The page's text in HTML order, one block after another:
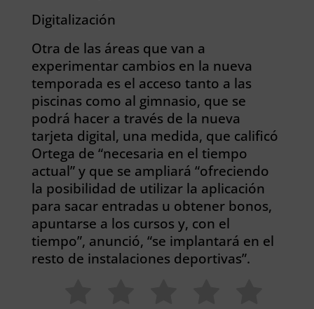
Digitalización
Otra de las áreas que van a
experimentar cambios en la nueva
temporada es el acceso tanto a las
piscinas como al gimnasio, que se
podrá hacer a través de la nueva
tarjeta digital, una medida, que calificó
Ortega de “necesaria en el tiempo
actual” y que se ampliará “ofreciendo
la posibilidad de utilizar la aplicación
para sacar entradas u obtener bonos,
apuntarse a los cursos y, con el
tiempo”, anunció, “se implantará en el
resto de instalaciones deportivas”.